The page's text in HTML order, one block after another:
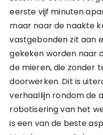
eerste vijf minuten
maar naar de naakte
vastgebonden zit aan
gekeken worden naar
de mieren, die zonder
doorwerken. Dit is
verhaallijn rondom de
robotisering van het
is een van de beste